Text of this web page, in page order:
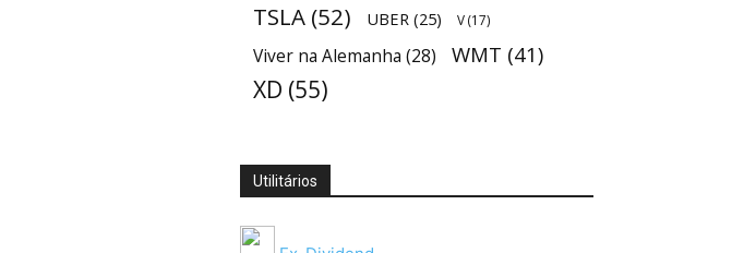
TSLA (52) UBER (25) V(17)
Viver na Alemanha (28) WMT (41)
XD (55)
Utilitários